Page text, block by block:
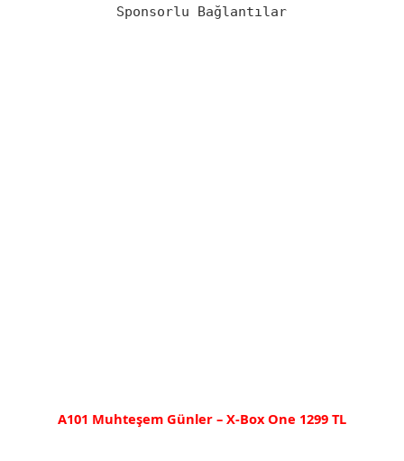
Sponsorlu Bağlantılar
A101 Muhteşem Günler – X-Box One 1299 TL